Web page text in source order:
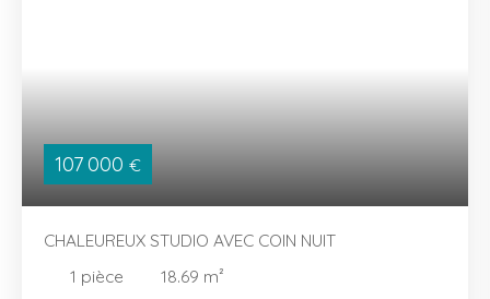
107 000 €
CHALEUREUX STUDIO AVEC COIN NUIT
1 pièce 18.69 m²